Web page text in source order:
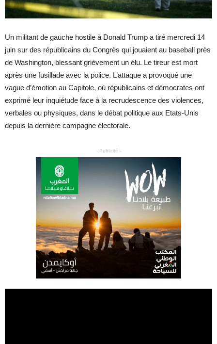
Un militant de gauche hostile à Donald Trump a tiré mercredi 14
juin sur des républicains du Congrès qui jouaient au baseball près
de Washington, blessant grièvement un élu. Le tireur est mort
après une fusillade avec la police. L’attaque a provoqué une
vague d’émotion au Capitole, où républicains et démocrates ont
exprimé leur inquiétude face à la recrudescence des violences,
verbales ou physiques, dans le débat politique aux Etats-Unis
depuis la dernière campagne électorale.
- Publicité -